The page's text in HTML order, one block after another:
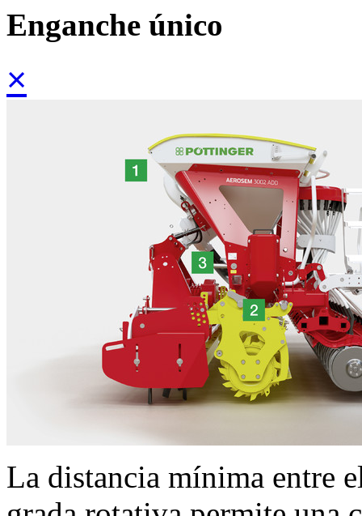
Enganche único
×
La distancia mínima entre